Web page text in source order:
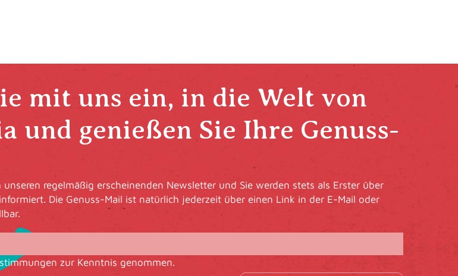
mit uns ein, in die Welt von
und genießen Sie Ihre Genuss-
regelmäßig erscheinenden Newsletter und Sie werden stets als Erster über
Die Genuss-Mail ist natürlich jederzeit über einen Link in der E-Mail oder
zur Kenntnis genommen.